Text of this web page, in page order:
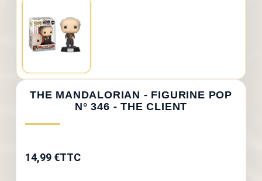
THE MANDALORIAN - FIGURINE POP
N° 346 - THE CLIENT
14,99 €TTC